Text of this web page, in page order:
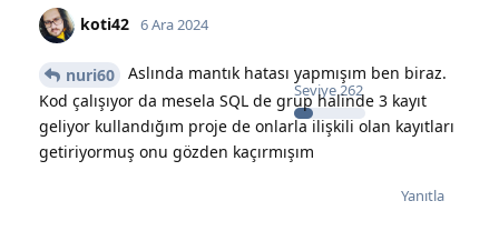
koti42
Seviye262
6 Ara 2024
nuri60
Aslında mantık hatası yapmışım ben biraz.
Kod çalışıyor da mesela SQL de grup halinde 3 kayıt
geliyor kullandığım proje de onlarla ilişkili olan kayıtları
getiriyormuş onu gözden kaçırmışım
Yanıtla